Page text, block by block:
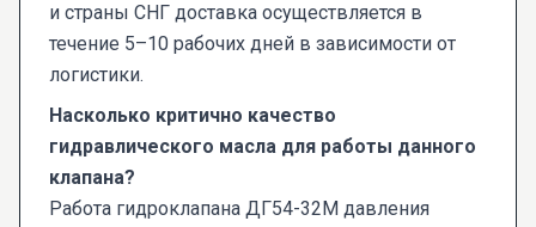
и страны СНГ доставка осуществляется в
течение 5–10 рабочих дней в зависимости от
логистики.
Насколько критично качество
гидравлического масла для работы данного
клапана?
Работа гидроклапана ДГ54-32М давления